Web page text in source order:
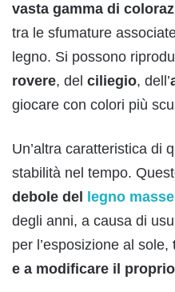
vasta gamma di
tra le sfumature
legno. Si possono
rovere, del ciliegio, dell’
giocare con colori più
Un’altra caratteristica di
stabilità nel tempo.
debole del
legno
degli anni, a causa di
per l’esposizione al sole,
e a modificare il